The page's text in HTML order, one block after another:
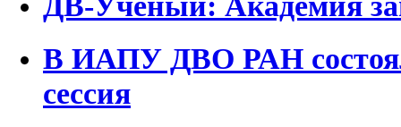
В ИАПУ ДВО РАН
сессия